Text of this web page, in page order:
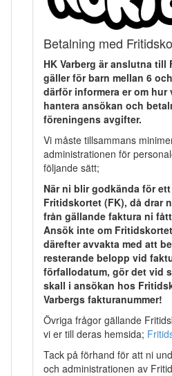
Betalning med
HK Varberg är anslutna
gäller för barn mellan 6
därför informera er om hur
hantera ansökan och
föreningens avgifter.
Vi måste tillsammans
administrationen för
följande sätt;
När ni blir godkända för
Fritidskortet (FK), då drar
från gällande faktura ni
Ansök inte om
därefter avvakta med att
resterande belopp vid
förfallodatum, gör det vid
skall i ansökan hos
Varbergs fakturanummer!
Övriga frågor gällande
vi er till deras hemsida;
Tack på förhand för att ni
och administrationen av